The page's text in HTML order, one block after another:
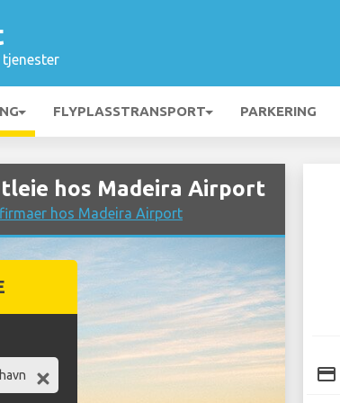
FLYPLASSTRANSPORT PARKERING
hos Madeira Airport
hos Madeira Airport
credit_card